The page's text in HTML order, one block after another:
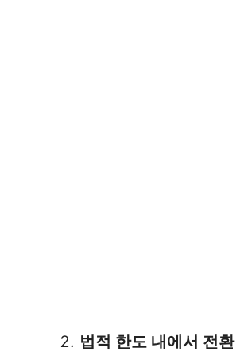
법적 한도 내에서 전환